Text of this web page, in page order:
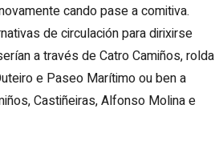
cando pase a comitiva.
de circulación para dirixirse
a través de Catro Camiños, rolda
e Paseo Marítimo ou ben a
Castiñeiras, Alfonso Molina e